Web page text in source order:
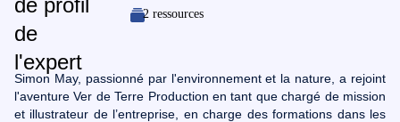
2 ressources
Simon May, passionné par l'environnement et la nature, a rejoint
l'aventure Ver de Terre Production en tant que chargé de mission
et illustrateur de l’entreprise, en charge des formations dans les